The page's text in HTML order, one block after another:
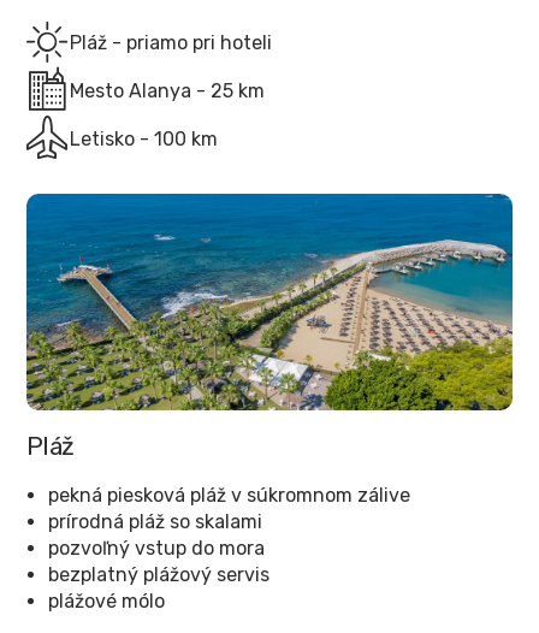
Pláž - priamo pri hoteli
Mesto Alanya - 25 km
Letisko - 100 km
Pláž
pekná piesková pláž v súkromnom zálive
prírodná pláž so skalami
pozvoľný vstup do mora
bezplatný plážový servis
plážové mólo